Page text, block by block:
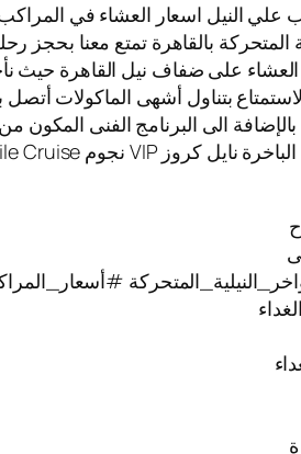
النيل اسعار العشاء في المراكب
المتحركة بالقاهرة تمتع معنا بحجز
على ضفاف نيل القاهرة حيث
بتناول أشهى الماكولات
الابحار على نيل القاهرة لمدة 3 ساعات مع العشاء